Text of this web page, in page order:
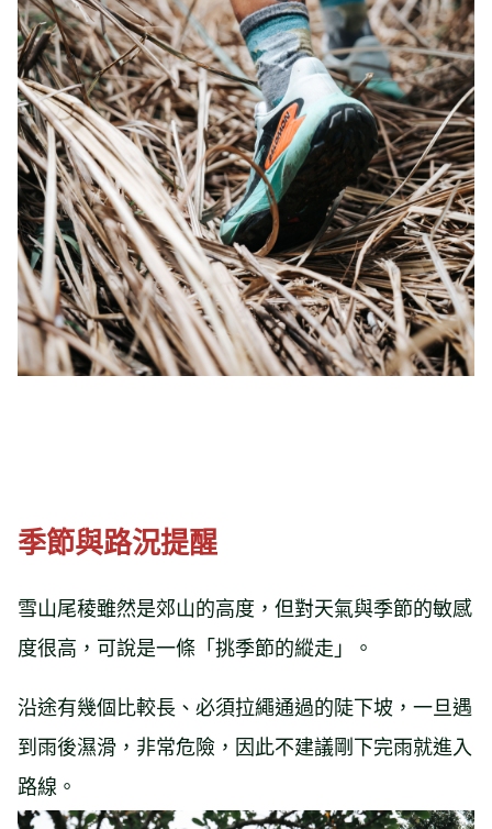
季節與路況提醒
雪山尾稜雖然是郊山的高度，但對天氣與季節的敏感
度很高，可說是一條「挑季節的縱走」。
沿途有幾個比較長、必須拉繩通過的陡下坡，一旦遇
到雨後濕滑，非常危險，因此不建議剛下完雨就進入
路線。